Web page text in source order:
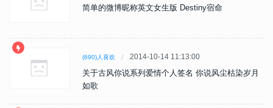
简单的微博昵称英文女生版 Destiny宿命
(690)人喜欢 2014-10-14 11:13:00
关于古风你说系列爱情个人签名 你说风尘枯染岁月
如歌